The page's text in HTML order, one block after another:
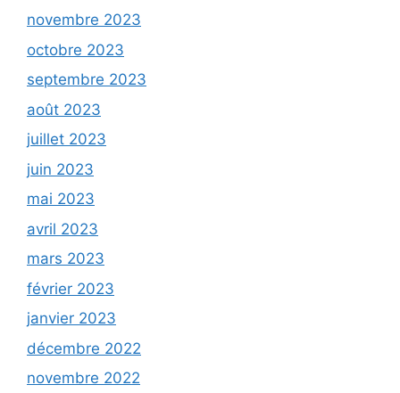
novembre 2023
octobre 2023
septembre 2023
août 2023
juillet 2023
juin 2023
mai 2023
avril 2023
mars 2023
février 2023
janvier 2023
décembre 2022
novembre 2022